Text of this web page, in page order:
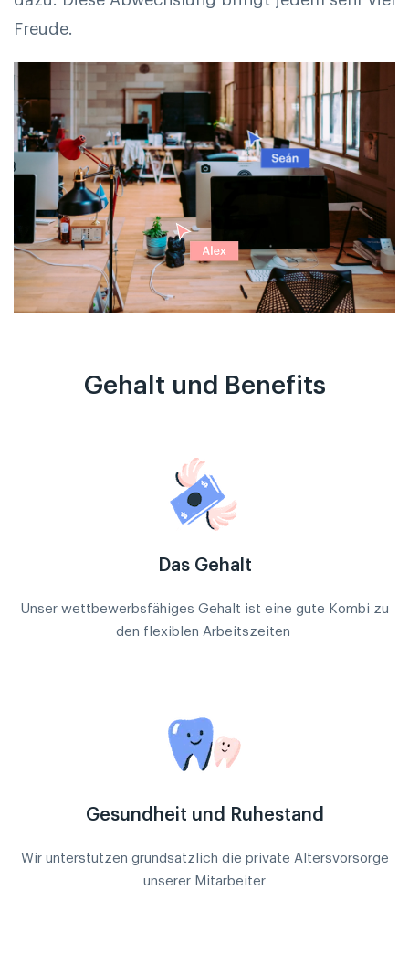
Freude.
Gehalt und Benefits
Das Gehalt
Unser wettbewerbsfähiges Gehalt ist eine gute Kombi zu
den flexiblen Arbeitszeiten
Gesundheit und Ruhestand
Wir unterstützen grundsätzlich die private Altersvorsorge
unserer Mitarbeiter